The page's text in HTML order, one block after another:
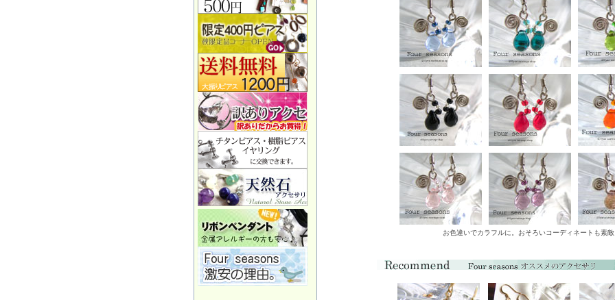
お色違いでカラフルに。おそろいコーディネートも素敵